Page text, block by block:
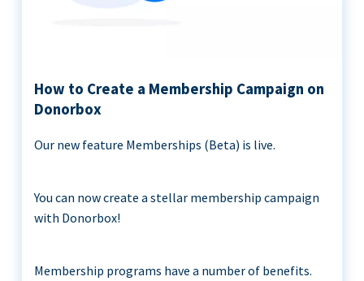
How to Create a Membership Campaign on
Donorbox
Our new feature Memberships (Beta) is live.
You can now create a stellar membership campaign
with Donorbox!
Membership programs have a number of benefits.